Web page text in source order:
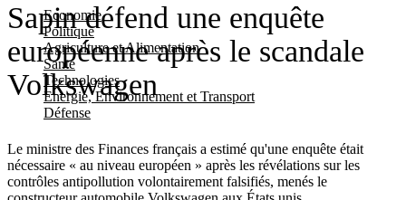
Economie
Politique
Agriculture et Alimentation
Santé
Technologies
Energie, Environnement et Transport
Défense
Sapin défend une enquête
européenne après le scandale
Volkswagen
Le ministre des Finances français a estimé qu'une enquête était
nécessaire « au niveau européen » après les révélations sur les
contrôles antipollution volontairement falsifiés, menés le